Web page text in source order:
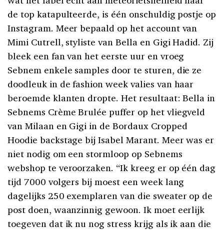
de top katapulteerde, is één onschuldig postje op
Instagram. Meer bepaald op het account van
Mimi Cutrell, styliste van Bella en Gigi Hadid. Zij
bleek een fan van het eerste uur en vroeg
Sebnem enkele samples door te sturen, die ze
doodleuk in de fashion week valies van haar
beroemde klanten dropte. Het resultaat: Bella in
Sebnems Crème Brulée puffer op het vliegveld
van Milaan en Gigi in de Bordaux Cropped
Hoodie backstage bij Isabel Marant. Meer was er
niet nodig om een stormloop op Sebnems
webshop te veroorzaken. “Ik kreeg er op één dag
tijd 7000 volgers bij moest een week lang
dagelijks 250 exemplaren van die sweater op de
post doen, waanzinnig gewoon. Ik moet eerlijk
toegeven dat ik nu nog stress krijg als ik aan die